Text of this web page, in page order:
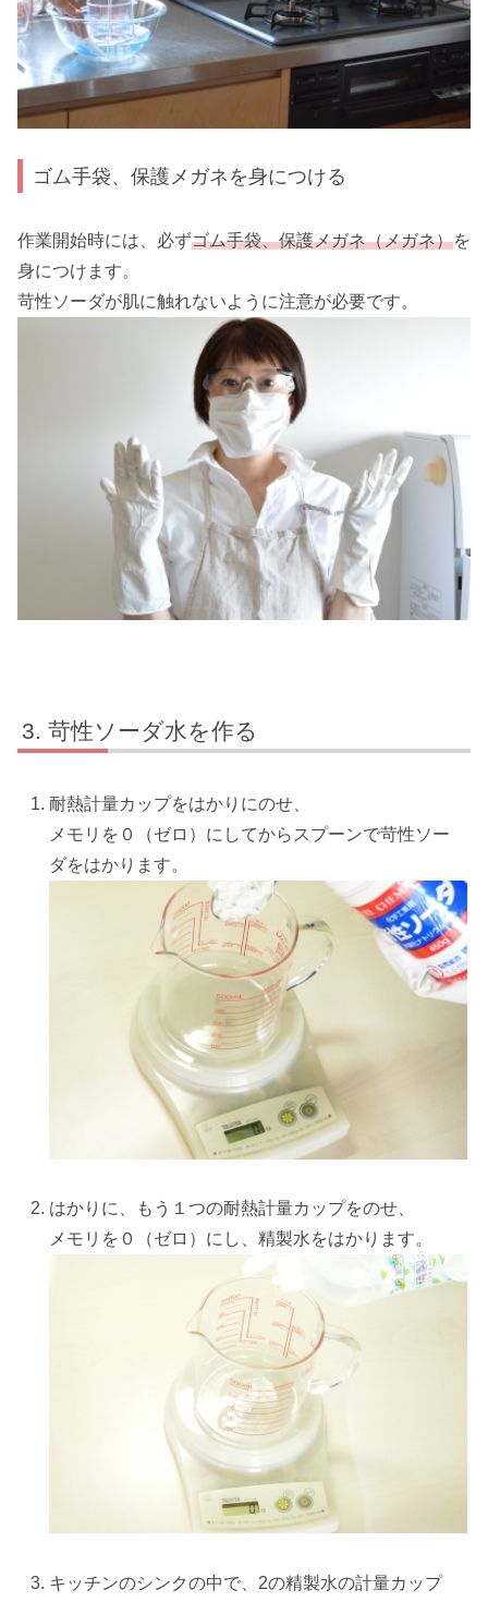
ゴム手袋、保護メガネを身につける
作業開始時には、必ずゴム手袋、保護メガネ（メガネ）を
身につけます。
苛性ソーダが肌に触れないように注意が必要です。
苛性ソーダ水を作る
耐熱計量カップをはかりにのせ、
メモリを０（ゼロ）にしてからスプーンで苛性ソー
ダをはかります。
はかりに、もう１つの耐熱計量カップをのせ、
メモリを０（ゼロ）にし、精製水をはかります。
キッチンのシンクの中で、2の精製水の計量カップ